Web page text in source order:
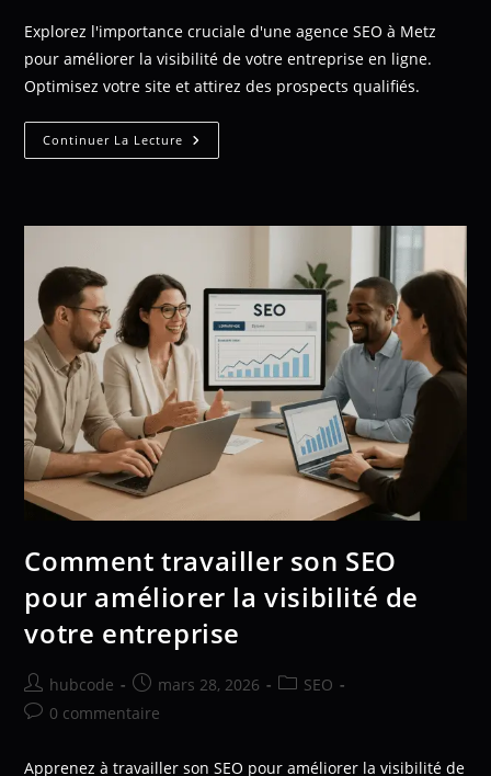
Explorez l'importance cruciale d'une agence SEO à Metz
pour améliorer la visibilité de votre entreprise en ligne.
Optimisez votre site et attirez des prospects qualifiés.
Continuer La Lecture
Comment travailler son SEO
pour améliorer la visibilité de
votre entreprise
hubcode mars 28, 2026
SEO
0 commentaire
Apprenez à travailler son SEO pour améliorer la visibilité de